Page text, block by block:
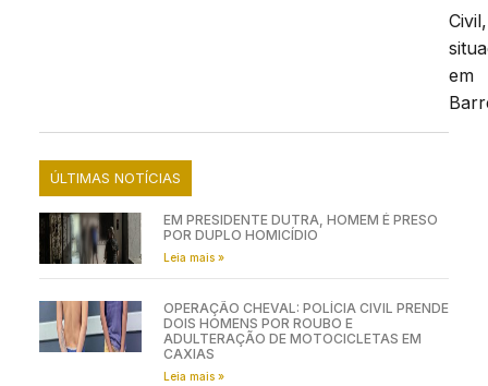
Civil,
em
ÚLTIMAS NOTÍCIAS
EM PRESIDENTE DUTRA, HOMEM É PRESO
POR DUPLO HOMICÍDIO
Leia mais »
OPERAÇÃO CHEVAL: POLÍCIA CIVIL PRENDE
DOIS HOMENS POR ROUBO E
ADULTERAÇÃO DE MOTOCICLETAS EM
CAXIAS
Leia mais »